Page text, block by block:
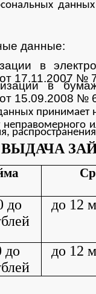
данные:
в
17.11.2007 №
в
15.09.2008 №
ВЫДАЧА
до
до 12
до
до 12